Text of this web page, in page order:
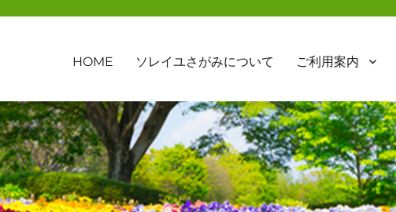
HOME ソレイユさがみについて ご利用案内